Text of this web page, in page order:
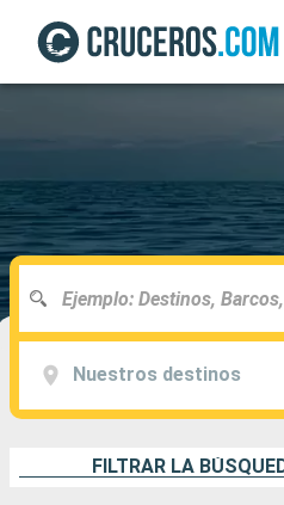
Nuestros destinos
FILTRAR LA